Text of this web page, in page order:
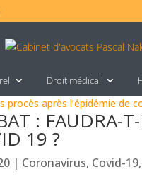
Droit médical
: FAUDRA-
19 ?
| Coronavirus, Covid-19,